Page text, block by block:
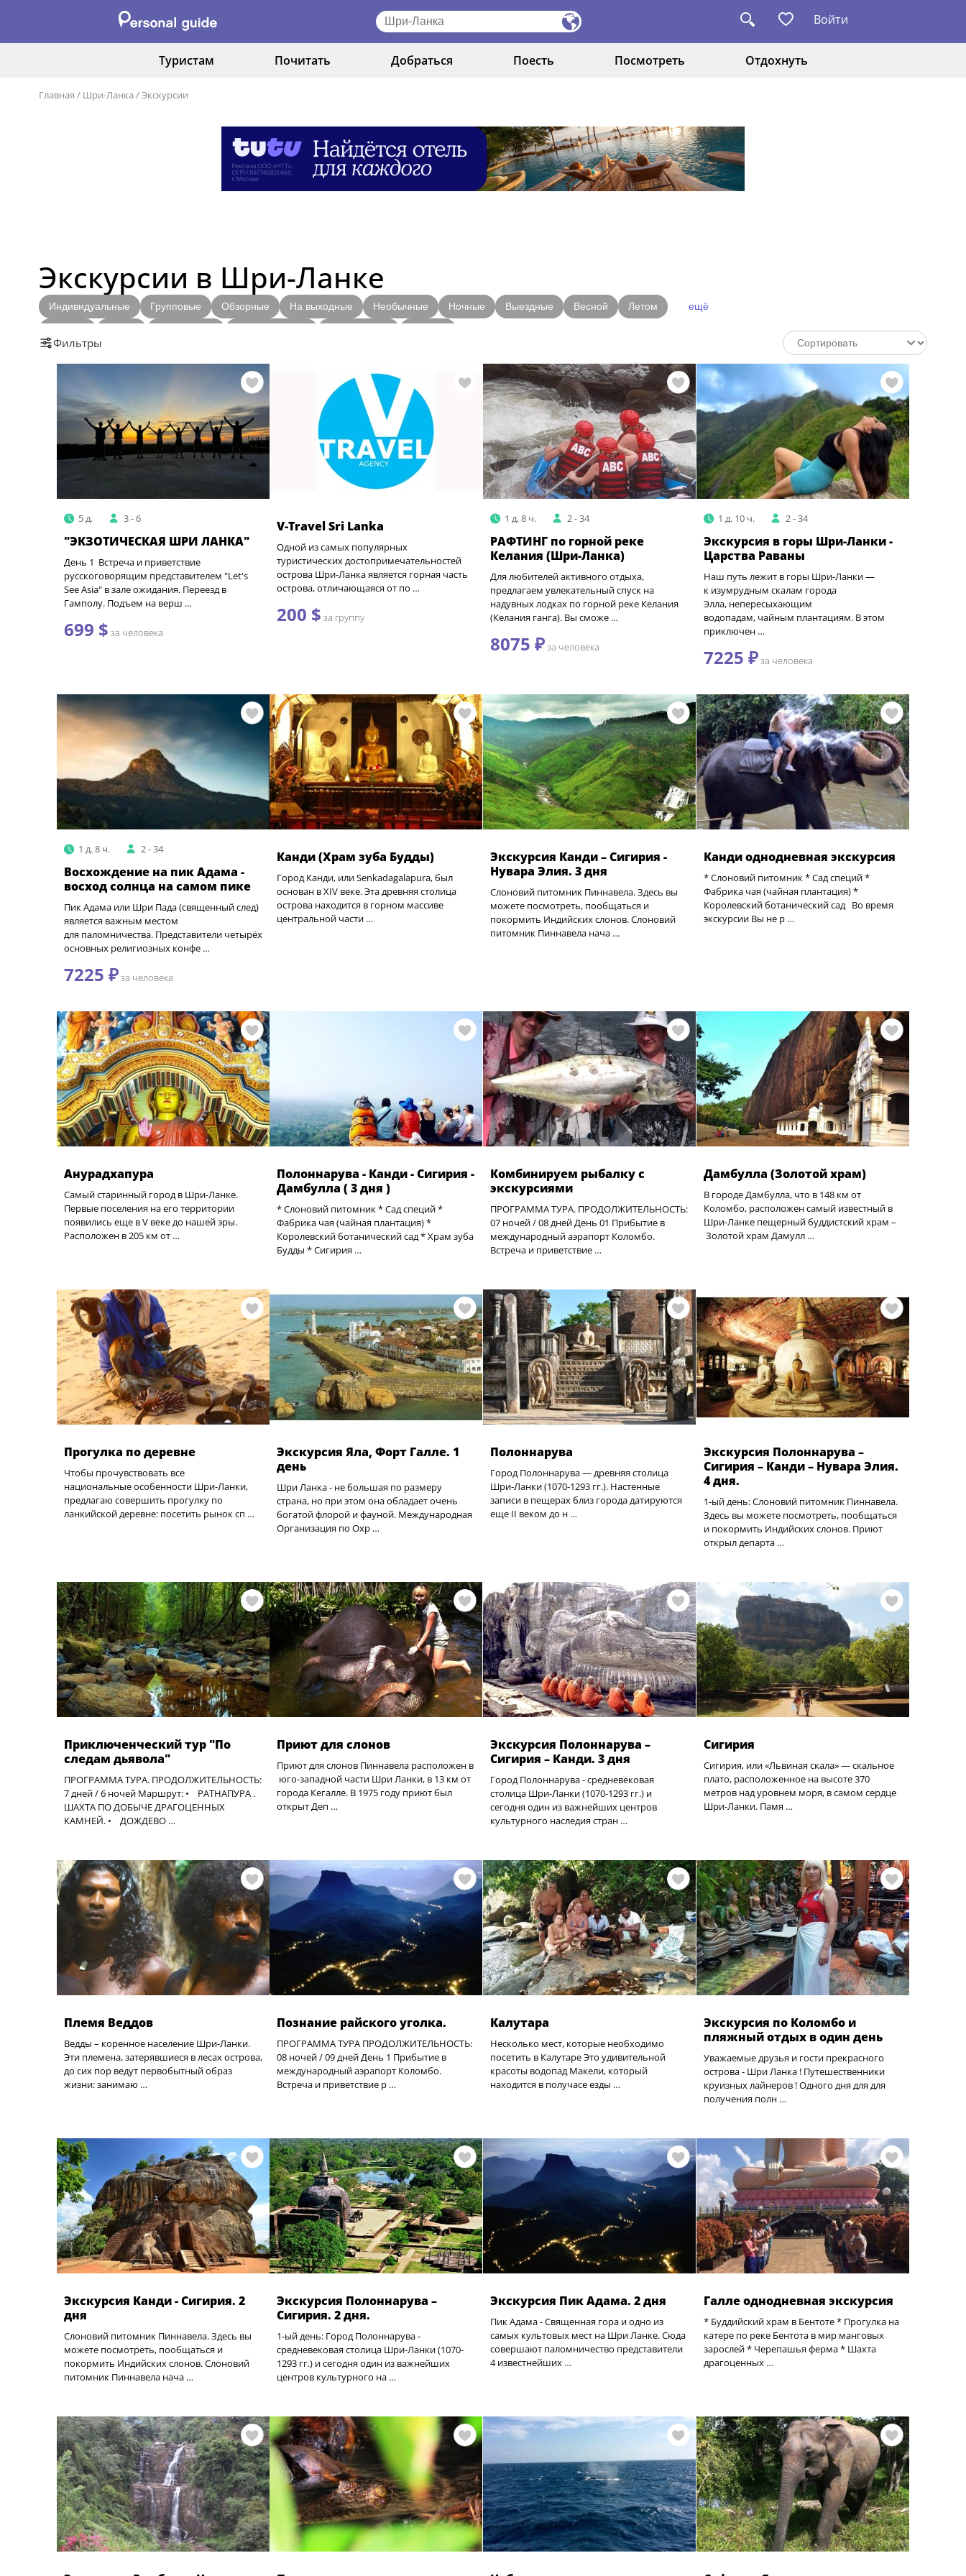
Войти
Туристам Почитать Добраться Поесть Посмотреть Отдохнуть
Главная / Шри-Ланка /Экскурсии
Экскурсии в Шри-Ланке
Индивидуальные Групповые Обзорные На выходные Необычные Ночные Выездные Весной Летом ещё
Фильтры
5 д. 3 - 6
"ЭКЗОТИЧЕСКАЯ ШРИ ЛАНКА"
День 1 Встреча и приветствие
русскоговорящим представителем "Let's
See Asia" в зале ожидания. Переезд в
Гамполу. Подъем на верш …
699 $ за человека
V-Travel Sri Lanka
Одной из самых популярных
туристических достопримечательностей
острова Шри-Ланка является горная часть
острова, отличающаяся от по …
200 $ за группу
1 д. 8 ч. 2 - 34
РАФТИНГ по горной реке
Келания (Шри-Ланка)
Для любителей активного отдыха,
предлагаем увлекательный спуск на
надувных лодках по горной реке Келания
(Келания ганга). Вы сможе …
8075 ₽за человека
1 д. 10 ч. 2 - 34
Экскурсия в горы Шри-Ланки -
Царства Раваны
Наш путь лежит в горы Шри-Ланки ‌—
к изумрудным скалам города
Элла, непересыхающим
водопадам, ‌чайным плантациям. В этом
приключен …
7225 ₽за человека
1 д. 8 ч. 2 - 34
Восхождение на пик Адама -
восход солнца на самом пике
Пик Адама или Шри Пада (священный след)
является важным местом
для паломничества. Представители четырёх
основных религиозных конфе …
7225 ₽за человека
Канди (Храм зуба Будды)
Город Канди, или Senkadagalapura, был
основан в XIV веке. Эта древняя столица
острова находится в горном массиве
центральной части …
Экскурсия Канди – Сигирия -
Нувара Элия. 3 дня
Слоновий питомник Пиннавела. Здесь вы
можете посмотреть, пообщаться и
покормить Индийских слонов. Слоновий
питомник Пиннавела нача …
Канди однодневная экскурсия
* Слоновий питомник * Сад специй *
Фабрика чая (чайная плантация) *
Королевский ботанический сад Во время
экскурсии Вы не р …
Анурадхапура
Самый старинный город в Шри-Ланке.
Первые поселения на его территории
появились еще в V веке до нашей эры.
Расположен в 205 км от …
Полоннарува - Канди - Сигирия -
Дамбулла ( 3 дня )
* Слоновий питомник * Сад специй *
Фабрика чая (чайная плантация) *
Королевский ботанический сад * Храм зуба
Будды * Сигирия …
Комбинируем рыбалку с
экскурсиями
ПРОГРАММА ТУРА. ПРОДОЛЖИТЕЛЬНОСТЬ:
07 ночей / 08 дней День 01 Прибытие в
международный аэрапорт Коломбо.
Встреча и приветствие …
Дамбулла (Золотой храм)
В городе Дамбулла, что в 148 км от
Коломбо, расположен самый известный в
Шри-Ланке пещерный буддистский храм –
Золотой храм Дамулл …
Прогулка по деревне
Чтобы прочувствовать все
национальные особенности Шри-Ланки,
предлагаю совершить прогулку по
ланкийской деревне: посетить рынок сп …
Экскурсия Яла, Форт Галле. 1
день
Шри Ланка - не большая по размеру
страна, но при этом она обладает очень
богатой флорой и фауной. Международная
Организация по Охр …
Полоннарува
Город Полоннарува — древняя столица
Шри-Ланки (1070-1293 гг.). Настенные
записи в пещерах близ города датируются
еще ІІ веком до н …
Экскурсия Полоннарува –
Сигирия – Канди – Нувара Элия.
4 дня.
1-ый день: Слоновий питомник Пиннавела.
Здесь вы можете посмотреть, пообщаться
и покормить Индийских слонов. Приют
открыл департа …
Приключенческий тур "По
следам дьявола"
ПРОГРАММА ТУРА. ПРОДОЛЖИТЕЛЬНОСТЬ:
7 дней / 6 ночей Маршрут: • РАТНАПУРА .
ШАХТА ПО ДОБЫЧЕ ДРАГОЦЕННЫХ
КАМНЕЙ. • ДОЖДЕВО …
Приют для слонов
Приют для слонов Пиннавела расположен в
юго-западной части Шри Ланки, в 13 км от
города Кегалле. В 1975 году приют был
открыт Деп …
Экскурсия Полоннарува –
Сигирия – Канди. 3 дня
Город Полоннарува - средневековая
столица Шри-Ланки (1070-1293 гг.) и
сегодня один из важнейших центров
культурного наследия стран …
Сигирия
Сигирия, или «Львиная скала» — скальное
плато, расположенное на высоте 370
метров над уровнем моря, в самом сердце
Шри-Ланки. Памя …
Племя Веддов
Ведды – коренное население Шри-Ланки.
Эти племена, затерявшиеся в лесах острова,
до сих пор ведут первобытный образ
жизни: занимаю …
Познание райского уголка.
ПРОГРАММА ТУРА ПРОДОЛЖИТЕЛЬНОСТЬ:
08 ночей / 09 дней День 1 Прибытие в
международный аэрапорт Коломбо.
Встреча и приветствие р …
Калутара
Несколько мест, которые необходимо
посетить в Калутаре Это удивительной
красоты водопад Макели, который
находится в получасе езды …
Экскурсия по Коломбо и
пляжный отдых в один день
Уважаемые друзья и гости прекрасного
острова - Шри Ланка ! Путешественники
круизных лайнеров ! Одного дня для для
получения полн …
Экскурсия Канди - Сигирия. 2
дня
Слоновий питомник Пиннавела. Здесь вы
можете посмотреть, пообщаться и
покормить Индийских слонов. Слоновий
питомник Пиннавела нача …
Экскурсия Полоннарува –
Сигирия. 2 дня.
1-ый день: Город Полоннарува -
средневековая столица Шри-Ланки (1070-
1293 гг.) и сегодня один из важнейших
центров культурного на …
Экскурсия Пик Адама. 2 дня
Пик Адама - Священная гора и одно из
самых культовых мест на Шри Ланке. Сюда
совершают паломничество представители
4 известнейших …
Галле однодневная экскурсия
* Буддийский храм в Бентоте * Прогулка на
катере по реке Бентота в мир манговых
зарослей * Черепашья ферма * Шахта
драгоценных …